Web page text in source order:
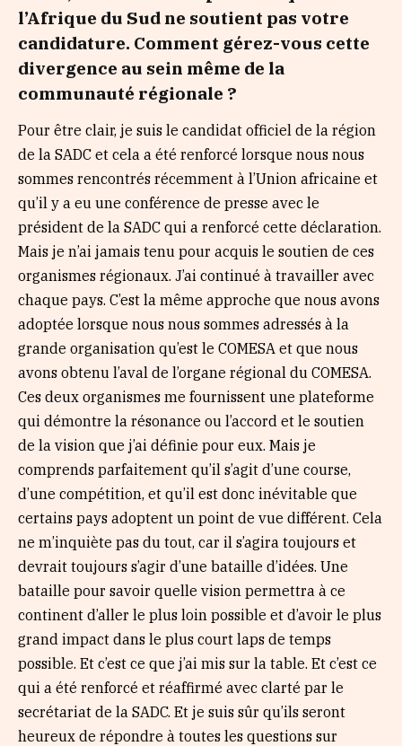
l’Afrique du Sud ne soutient pas votre
candidature. Comment gérez-vous cette
divergence au sein même de la
communauté régionale ?
Pour être clair, je suis le candidat officiel de la région
de la SADC et cela a été renforcé lorsque nous nous
sommes rencontrés récemment à l’Union africaine et
qu’il y a eu une conférence de presse avec le
président de la SADC qui a renforcé cette déclaration.
Mais je n’ai jamais tenu pour acquis le soutien de ces
organismes régionaux. J’ai continué à travailler avec
chaque pays. C’est la même approche que nous avons
adoptée lorsque nous nous sommes adressés à la
grande organisation qu’est le COMESA et que nous
avons obtenu l’aval de l’organe régional du COMESA.
Ces deux organismes me fournissent une plateforme
qui démontre la résonance ou l’accord et le soutien
de la vision que j’ai définie pour eux. Mais je
comprends parfaitement qu’il s’agit d’une course,
d’une compétition, et qu’il est donc inévitable que
certains pays adoptent un point de vue différent. Cela
ne m’inquiète pas du tout, car il s’agira toujours et
devrait toujours s’agir d’une bataille d’idées. Une
bataille pour savoir quelle vision permettra à ce
continent d’aller le plus loin possible et d’avoir le plus
grand impact dans le plus court laps de temps
possible. Et c’est ce que j’ai mis sur la table. Et c’est ce
qui a été renforcé et réaffirmé avec clarté par le
secrétariat de la SADC. Et je suis sûr qu’ils seront
heureux de répondre à toutes les questions sur